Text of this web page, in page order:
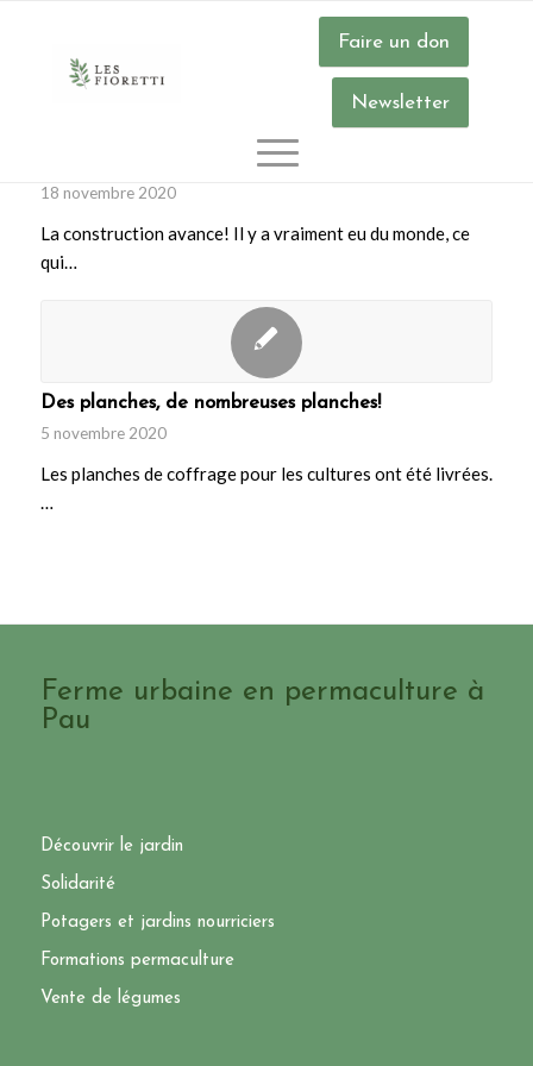
Faire un don
Newsletter
Des bacs et encore des bacs
18 novembre 2020
La construction avance! Il y a vraiment eu du monde, ce
qui…
Des planches, de nombreuses planches!
5 novembre 2020
Les planches de coffrage pour les cultures ont été livrées.
…
Ferme urbaine en permaculture à
Pau
Découvrir le jardin
Solidarité
Potagers et jardins nourriciers
Formations permaculture
Vente de légumes